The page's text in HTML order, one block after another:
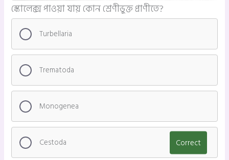
স্কোলেক্স পাওয়া যায় কোন শ্রেণীভুক্ত প্রাণীতে?
Turbellaria
Trematoda
Monogenea
Cestoda Correct